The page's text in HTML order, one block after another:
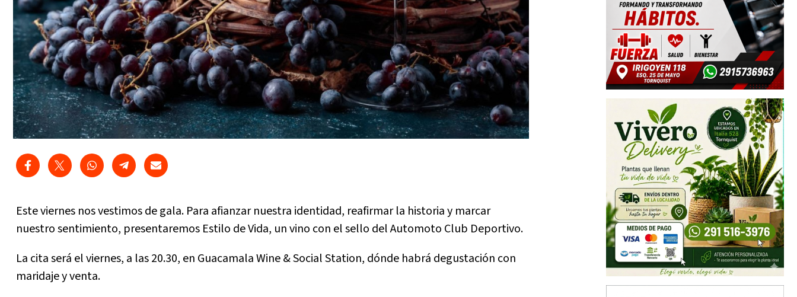
Este viernes nos vestimos de gala. Para afianzar nuestra identidad, reafirmar la historia y marcar
nuestro sentimiento, presentaremos Estilo de Vida, un vino con el sello del Automoto Club Deportivo.
La cita será el viernes, a las 20.30, en Guacamala Wine & Social Station, dónde habrá degustación con
maridaje y venta.